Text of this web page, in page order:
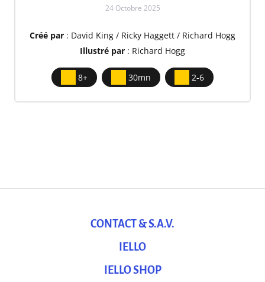
24 Octobre 2025
Créé par : David King / Ricky Haggett / Richard Hogg
Illustré par : Richard Hogg
8+ 30mn 2-6
CONTACT & S.A.V.
IELLO
IELLO SHOP